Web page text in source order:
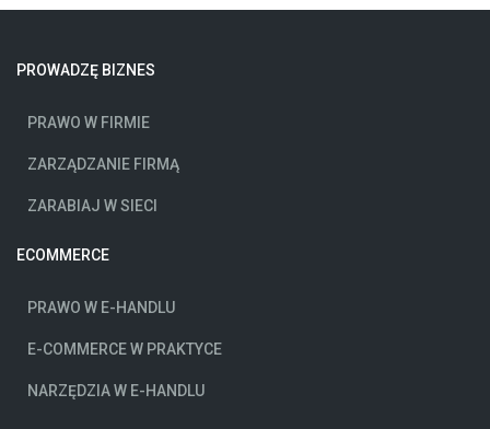
PROWADZĘ BIZNES
PRAWO W FIRMIE
ZARZĄDZANIE FIRMĄ
ZARABIAJ W SIECI
ECOMMERCE
PRAWO W E-HANDLU
E-COMMERCE W PRAKTYCE
NARZĘDZIA W E-HANDLU